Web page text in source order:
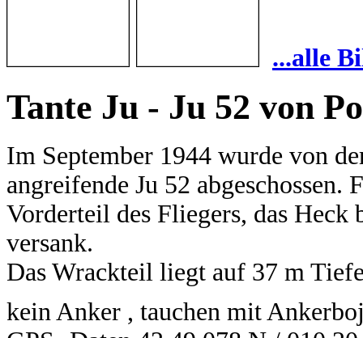
...alle
Tante Ju - Ju 52 von
Im September 1944 wurde von
angreifende Ju 52 abgeschossen.
Vorderteil des Fliegers, das Heck
versank.
Das Wrackteil liegt auf 37 m
kein Anker , tauchen mit